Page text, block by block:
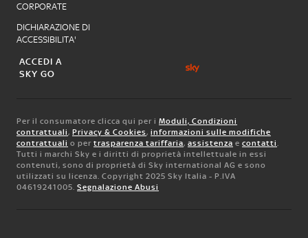
CORPORATE
DICHIARAZIONE DI
ACCESSIBILITA'
ACCEDI A
SKY GO
Per il consumatore clicca qui per i Moduli, Condizioni
contrattuali , Privacy & Cookies, informazioni sulle modifiche
contrattuali o per trasparenza tariffaria, assistenza e contatti
Tutti i marchi Sky e i diritti di proprietà intellettuale in essi
contenuti, sono di proprietà di Sky international AG e sono
utilizzati su licenza. Copyright 2025 Sky Italia - P.IVA
04619241005. Segnalazione Abusi